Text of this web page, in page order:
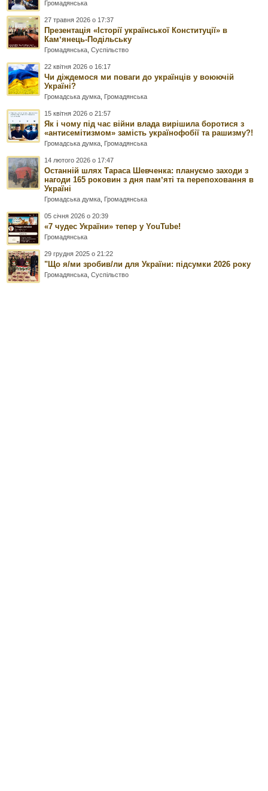
Громадянська
27 травня 2026 о 17:37
Презентація «Історії української Конституції» в
Камʼянець-Подільську
Громадянська ,Суспільство
22 квітня 2026 о 16:17
Чи діждемося ми поваги до українців у воюючій
Україні?
Громадська думка Громадянська
15 квітня 2026 о 21:57
Як і чому під час війни влада вирішила боротися з
«антисемітизмом» замість українофобії та рашизму?!
Громадська думка Громадянська
14 лютого 2026 о 17:47
Останній шлях Тараса Шевченка: плануємо заходи з
нагоди 165 роковин з дня памʼяті та перепоховання в
Україні
Громадська думка Громадянська
05 січня 2026 о 20:39
«7 чудес України» тепер у YouTube!
Громадянська
29 грудня 2025 о 21:22
"Що я/ми зробив/ли для України: підсумки 2026 року
Громадянська ,Суспільство